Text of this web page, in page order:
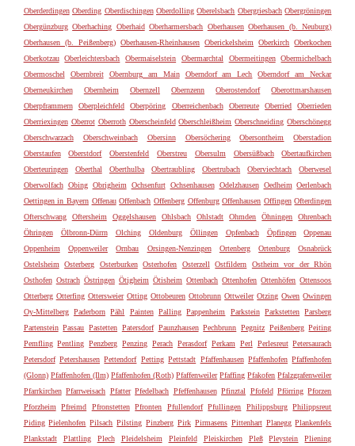
Oberderdingen Oberding Oberdischingen Oberdolling Oberelsbach Obergriesbach Obergröningen
Obergünzburg Oberhaching Oberhaid Oberharmersbach Oberhausen Oberhausen (b. Neuburg)
Oberhausen (b. Peißenberg) Oberhausen-Rheinhausen Oberickelsheim Oberkirch Oberkochen
Oberkotzau
Oberleichtersbach Obermaiselstein Obermarchtal Obermeitingen
Obermichelbach
Obermoschel
Obernbreit Obernburg am Main Oberndorf am Lech
Oberndorf am Neckar
Oberneukirchen
Obernheim Obernzell Obernzenn Oberostendorf
Oberottmarshausen
Oberpframmern
Oberpleichfeld Oberpöring Oberreichenbach Oberreute Oberried
Oberrieden
Oberriexingen Oberrot Oberroth Oberscheinfeld Oberschleißheim Oberschneiding Oberschönegg
Oberschwarzach
Oberschweinbach Obersinn Obersöchering Obersontheim
Oberstadion
Oberstaufen
Oberstdorf Oberstenfeld Oberstreu Obersulm Obersüßbach
Obertaufkirchen
Oberteuringen
Oberthal Oberthulba Obertraubling Obertrubach Oberviechtach
Oberwesel
Oberwolfach Obing Obrigheim Ochsenfurt Ochsenhausen Odelzhausen Oedheim Oerlenbach
Oettingen in Bayern Offenau Offenbach Offenberg Offenburg Offenhausen Offingen Ofterdingen
Ofterschwang
Oftersheim Oggelshausen Ohlsbach Ohlstadt Ohmden Öhningen
Ohrenbach
Öhringen
Ölbronn-Dürrn Olching Oldenburg Öllingen Opfenbach Öpfingen
Oppenau
Oppenheim
Oppenweiler Ornbau Orsingen-Nenzingen Ortenberg Ortenburg
Osnabrück
Ostelsheim
Osterberg Osterburken Osterhofen Osterzell Ostfildern
Ostheim vor der Rhön
Osthofen Ostrach Östringen Ötigheim Ötisheim Ottenbach Ottenhofen Ottenhöfen Ottensoos
Otterberg Otterfing Ottersweier Otting Ottobeuren Ottobrunn Ottweiler Otzing Owen Owingen
Oy-Mittelberg Paderborn Pähl Painten Palling Pappenheim Parkstein Parkstetten Parsberg
Partenstein Passau Pastetten Patersdorf Paunzhausen Pechbrunn Pegnitz Peißenberg Peiting
Pemfling Pentling Penzberg Penzing Perach Perasdorf Perkam Perl Perlesreut Petersaurach
Petersdorf Petershausen Pettendorf Petting Pettstadt Pfaffenhausen Pfaffenhofen Pfaffenhofen
(Glonn) Pfaffenhofen (Ilm) Pfaffenhofen (Roth) Pfaffenweiler Pfaffing Pfakofen Pfalzgrafenweiler
Pfarrkirchen Pfarrweisach Pfatter Pfedelbach Pfeffenhausen Pfinztal Pfofeld Pförring Pforzen
Pforzheim
Pfreimd Pfronstetten Pfronten Pfullendorf Pfullingen Philippsburg Philippsreut
Piding Pielenhofen Pilsach Pilsting Pinzberg Pirk Pirmasens Pittenhart Planegg Plankenfels
Plankstadt
Plattling Plech Pleidelsheim Pleinfeld Pleiskirchen Pleß Pleystein
Pliening